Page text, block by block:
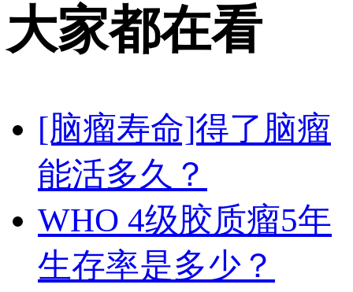
大家都在看
[脑瘤寿命]得了脑瘤
能活多久？
WHO 4级胶质瘤5年
生存率是多少？